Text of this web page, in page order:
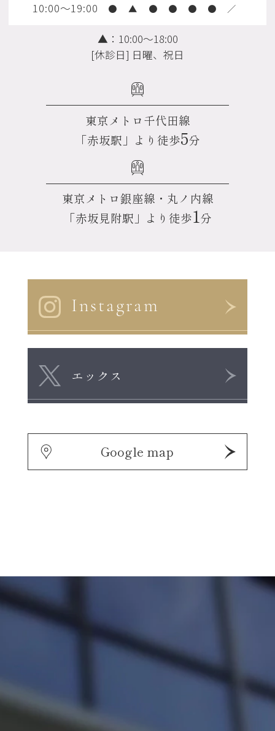
10:00～19:00 ● ▲ ● ● ● ● ／
▲：10:00～18:00
[休診日] 日曜、祝日
東京メトロ千代田線
「赤坂駅」より徒歩5分
東京メトロ銀座線・丸ノ内線
「赤坂見附駅」より徒歩1 分
Instagram
エックス
Google map